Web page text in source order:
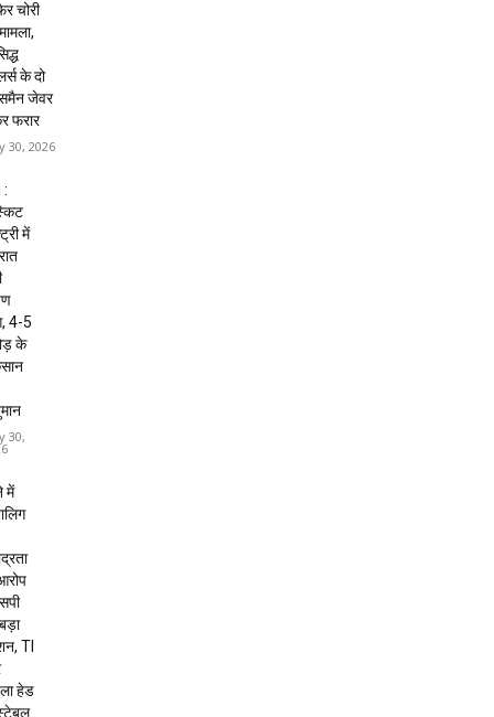
चोरी
के दो
जेवर
फरार
30, 2026
:
में
4-5
के
30,
में
TI
हेड